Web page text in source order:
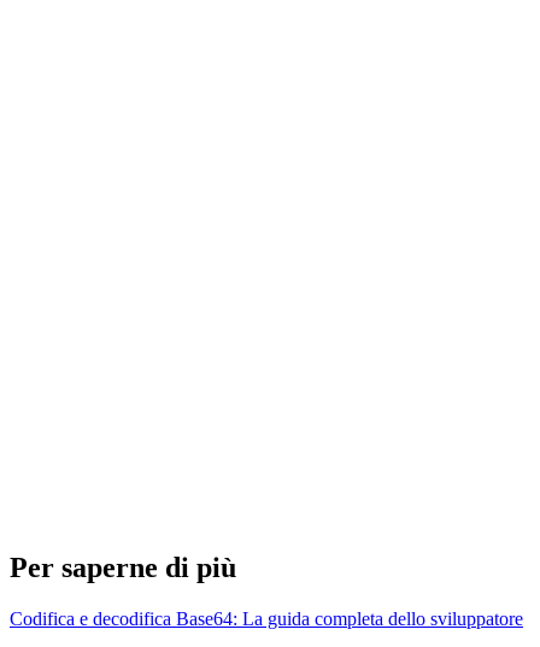
Per saperne di più
Codifica e decodifica Base64: La guida completa dello sviluppatore